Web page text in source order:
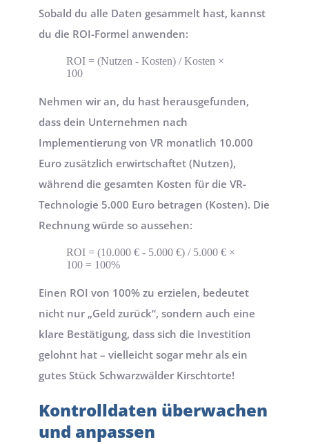
Sobald du alle Daten gesammelt hast, kannst
du die ROI-Formel anwenden:
ROI = (Nutzen - Kosten) / Kosten ×
100
Nehmen wir an, du hast herausgefunden,
dass dein Unternehmen nach
Implementierung von VR monatlich 10.000
Euro zusätzlich erwirtschaftet (Nutzen),
während die gesamten Kosten für die VR-
Technologie 5.000 Euro betragen (Kosten). Die
Rechnung würde so aussehen:
ROI = (10.000 € - 5.000 €) / 5.000 € ×
100 = 100%
Einen ROI von 100% zu erzielen, bedeutet
nicht nur „Geld zurück“, sondern auch eine
klare Bestätigung, dass sich die Investition
gelohnt hat – vielleicht sogar mehr als ein
gutes Stück Schwarzwälder Kirschtorte!
Kontrolldaten überwachen
und anpassen